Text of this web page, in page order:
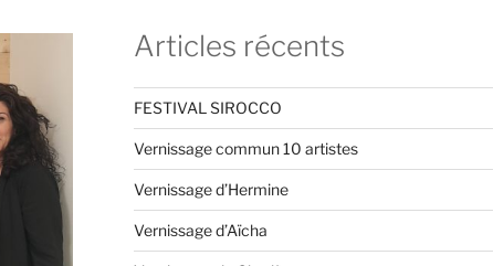
Articles récents
FESTIVAL SIROCCO
Vernissage commun 10 artistes
Vernissage d’Hermine
Vernissage d’Aïcha